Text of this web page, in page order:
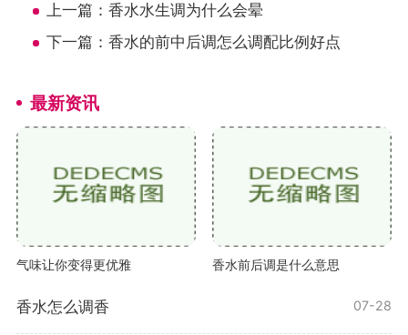
上一篇： 香水水生调为什么会晕
下一篇： 香水的前中后调怎么调配比例好点
最新资讯
气味让你变得更优雅 香水前后调是什么意思
香水怎么调香 07-28